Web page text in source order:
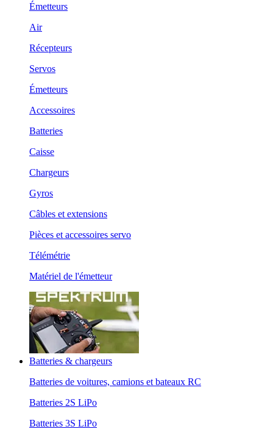
Émetteurs
Air
Récepteurs
Servos
Émetteurs
Accessoires
Batteries
Caisse
Chargeurs
Gyros
Câbles et extensions
Pièces et accessoires servo
Télémétrie
Matériel de l'émetteur
Batteries & chargeurs
Batteries de voitures, camions et bateaux RC
Batteries 2S LiPo
Batteries 3S LiPo